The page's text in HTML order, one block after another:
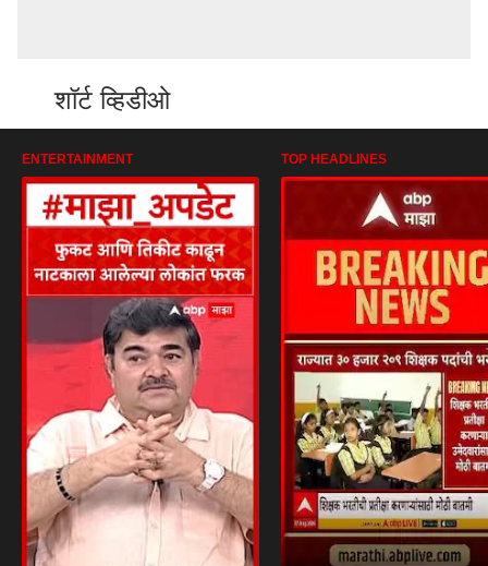
शॉर्ट व्हिडीओ
ENTERTAINMENT TOP HEADLINES